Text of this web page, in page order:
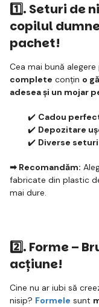
1️⃣. Seturi de
copilul
pachet!
Cea mai bună
complete conțin o
adesea și un mojar
✔️ Cadou
✔️ Depozitare
✔️ Diverse
➡ Recomandăm:
fabricate din plastic
mai dure.
2️⃣. Forme –
acțiune!
Cine nu ar iubi să
nisip? Formele sunt